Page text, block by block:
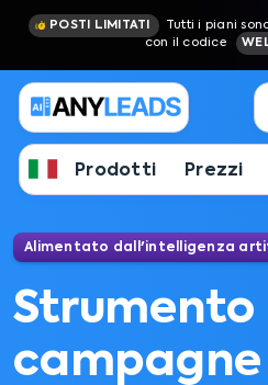
POSTI LIMITATI Tutti i piani
con il codice
Prodotti Prezzi
Alimentato dall'intelligenza
Strumento
campagne